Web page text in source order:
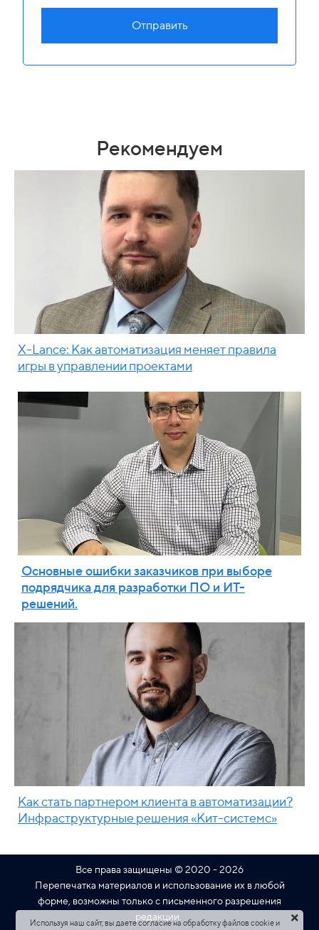
Отправить
Рекомендуем
X-Lance: Как автоматизация меняет правила
игры в управлении проектами
Основные ошибки заказчиков при выборе
подрядчика для разработки ПО и ИТ-
решений.
Как стать партнером клиента в автоматизации?
Инфраструктурные решения «Кит-системс»
Все права защищены © 2020 - 2026
Перепечатка материалов и использование их в любой
форме, возможны только с письменного разрешения
редакции.
Используя наш сайт, вы даете согласие на обработку файлов cookie и